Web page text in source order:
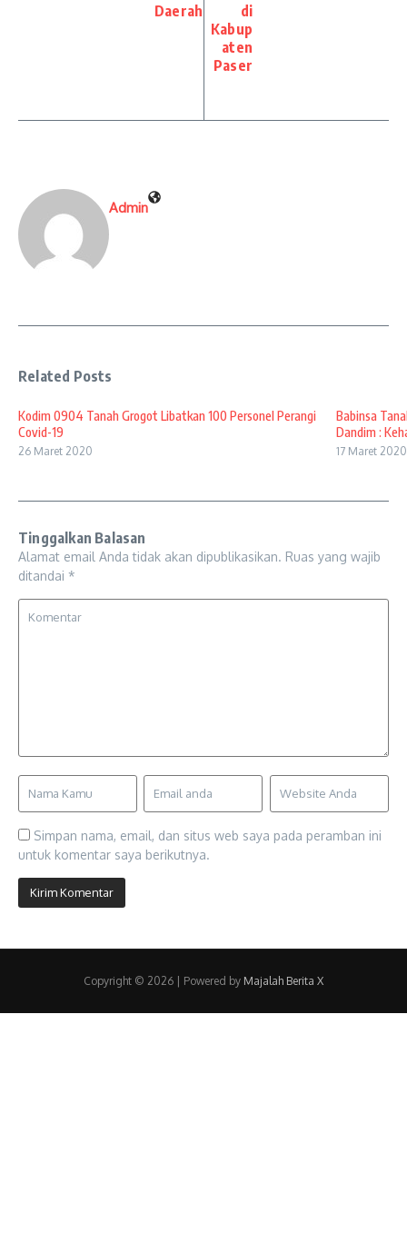
Daerah
di
Kabup
aten
Paser
Admin
Related Posts
Kodim 0904 Tanah Grogot Libatkan 100 Personel Perangi
Covid-19
26 Maret 2020
Babinsa
Dandim :
17 Maret 2020
Tinggalkan Balasan
Alamat email Anda tidak akan dipublikasikan. Ruas yang wajib
ditandai *
Simpan nama, email, dan situs web saya pada peramban ini
untuk komentar saya berikutnya.
Copyright © 2026 | Powered by Majalah Berita X